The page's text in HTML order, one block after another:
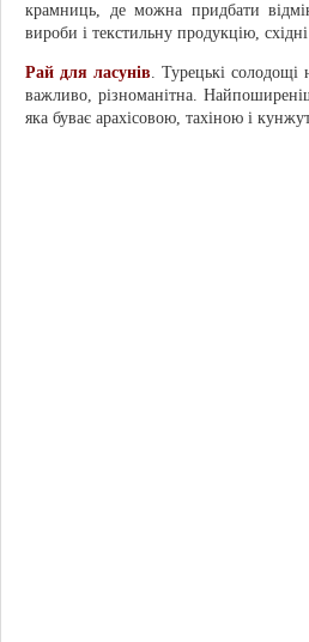
крамниць, де можна придбати
вироби і текстильну продукцію,
Рай для ласунів. Турецькі солодощі
важливо, різноманітна.
яка буває арахісовою, тахіною і